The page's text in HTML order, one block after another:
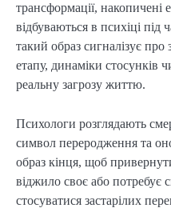
трансформації, накопичені
відбуваються в психіці під
такий образ сигналізує
етапу, динаміки стосунків
реальну загрозу життю.
Психологи розглядають
символ переродження та
образ кінця, щоб
віджило своє або
стосуватися застарілих